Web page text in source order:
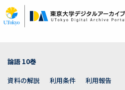
イ
ン
論語 10巻
資料の解説
利用条件 利用報告